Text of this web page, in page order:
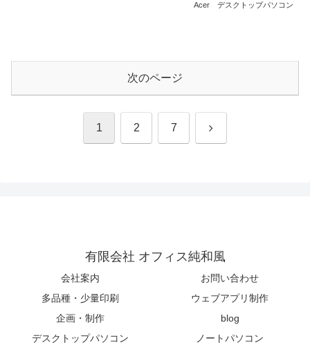
Acer
デスクトップパソコン
次のページ
1 2 7 次
有限会社 オフィス純和風
会社案内
お問い合わせ
多品種・少量印刷
ウェブアプリ制作
企画・制作
blog
デスクトップパソコン
ノートパソコン